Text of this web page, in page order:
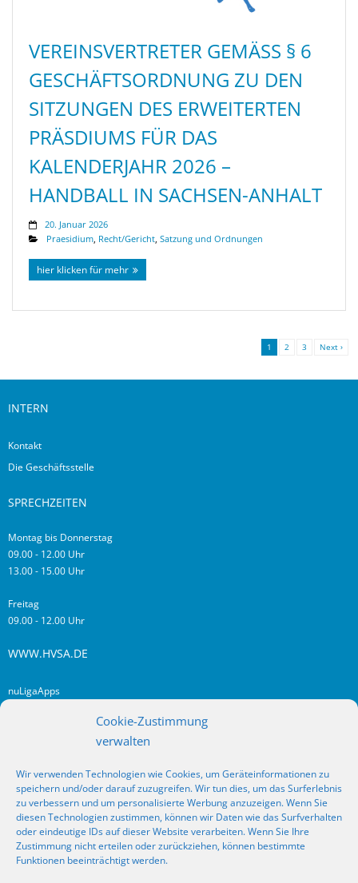
Cookie-Zustimmung
verwalten
Wir verwenden Technologien wie Cookies, um Geräteinformationen zu
speichern und/oder darauf zuzugreifen. Wir tun dies, um das Surferlebnis
zu verbessern und um personalisierte Werbung anzuzeigen. Wenn Sie
diesen Technologien zustimmen, können wir Daten wie das Surfverhalten
oder eindeutige IDs auf dieser Website verarbeiten. Wenn Sie Ihre
Zustimmung nicht erteilen oder zurückziehen, können bestimmte
Funktionen beeinträchtigt werden.
VEREINSVERTRETER GEMÄSS § 6 G
ESCHÄFTSORDNUNG ZU DEN S
ITZUNGEN DES ERWEITERTEN P
RÄSDIUMS FÜR DAS K
ALENDERJAHR 2026 – H
ANDBALL IN SACHSEN-ANHALT
20. Januar 2026
Praesidium Recht/Gericht Satzung und Ordnungen
hier klicken für mehr
1 2 3 Next ›
INTERN
Kontakt
Die Geschäftsstelle
SPRECHZEITEN
Montag bis Donnerstag
09.00 - 12.00 Uhr
13.00 - 15.00 Uhr
Freitag
09.00 - 12.00 Uhr
WWW.HVSA.DE
nuLigaApps
RSS
Fragen? Kontakt!
SOCIAL MEDIA